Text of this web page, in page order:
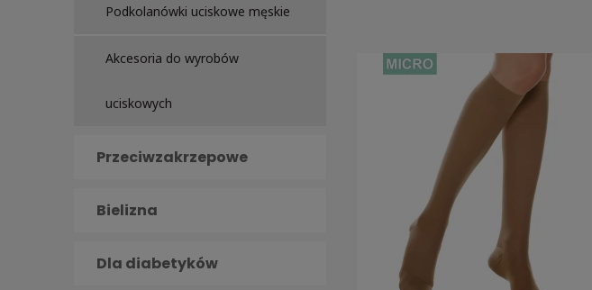
Podkolanówki uciskowe męskie
Akcesoria do wyrobów
uciskowych
Przeciwzakrzepowe
Bielizna
Dla diabetyków